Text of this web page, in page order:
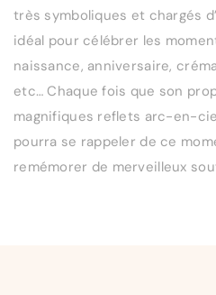
très symboliques et chargés
idéal pour célébrer les
naissance, anniversaire,
etc… Chaque fois que son
magnifiques reflets arc-en-
pourra se rappeler de ce
remémorer de merveilleux